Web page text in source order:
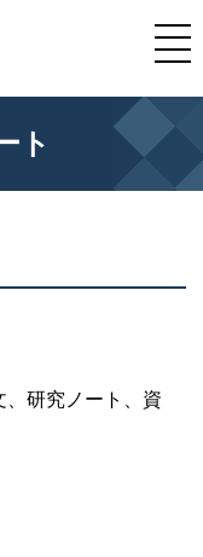
ト
研究ノート、資